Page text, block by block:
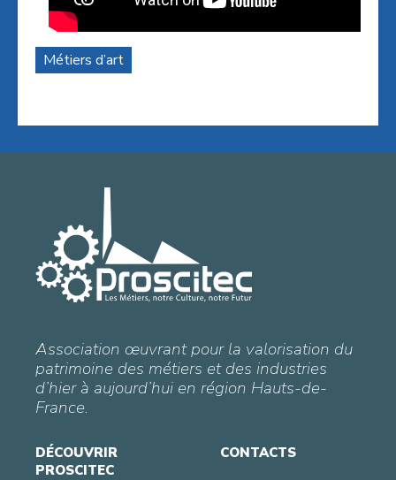
Métiers d’art
Association œuvrant pour la valorisation du
patrimoine des métiers et des industries
d’hier à aujourd’hui en région Hauts-de-
France.
DÉCOUVRIR
PROSCITEC
CONTACTS